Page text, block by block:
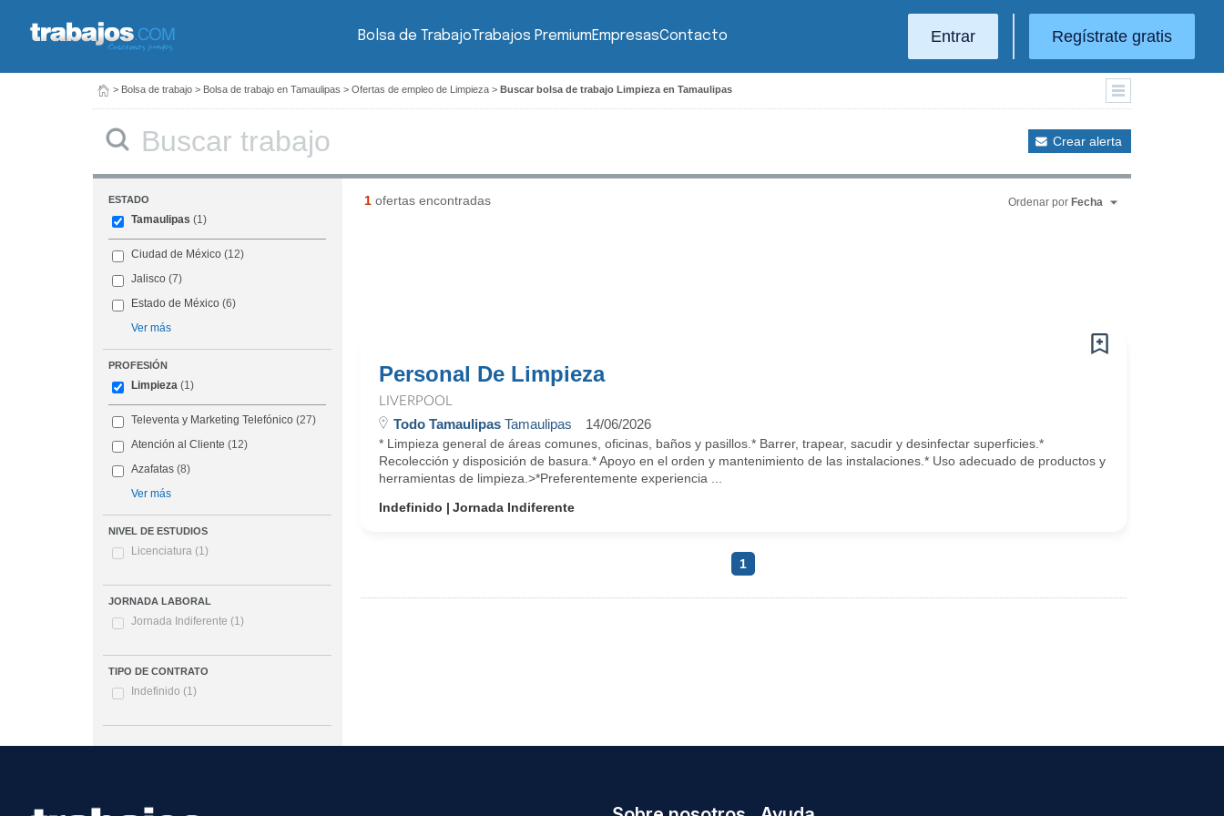
Bolsa de TrabajoTrabajos PremiumEmpresasContacto Entrar Regístrate gratis
> Bolsa de trabajo > Bolsa de trabajo en Tamaulipas > Ofertas de empleo de Limpieza > Buscar bolsa de trabajo Limpieza en Tamaulipas
Crear alerta
ESTADO
Tamaulipas (1)
Ciudad de México (12)
Jalisco (7)
Estado de México (6)
Ver más
PROFESIÓN
Limpieza (1)
Televenta y Marketing Telefónico (27)
Atención al Cliente (12)
Azafatas (8)
Ver más
NIVEL DE ESTUDIOS
Licenciatura (1)
JORNADA LABORAL
Jornada Indiferente (1)
TIPO DE CONTRATO
Indefinido (1)
1ofertas encontradas Ordenar por Fecha
Personal De Limpieza
LIVERPOOL
Todo TamaulipasTamaulipas 14/06/2026
* Limpieza general de áreas comunes, oficinas, baños y pasillos.* Barrer, trapear, sacudir y desinfectar superficies.*
Recolección y disposición de basura.* Apoyo en el orden y mantenimiento de las instalaciones.* Uso adecuado de productos y
herramientas de limpieza.>*Preferentemente experiencia ...
Indefinido
Jornada Indiferente
1